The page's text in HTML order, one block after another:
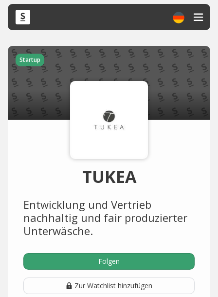
Startup
TUKEA
Entwicklung und Vertrieb
nachhaltig und fair produzierter
Unterwäsche.
Folgen
Zur Watchlist hinzufügen